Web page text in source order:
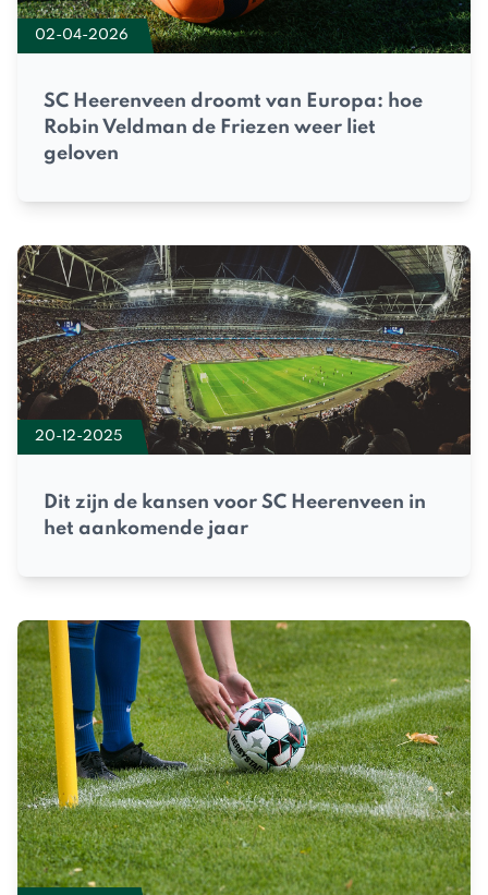
02-04-2026
SC Heerenveen droomt van Europa: hoe
Robin Veldman de Friezen weer liet
geloven
20-12-2025
Dit zijn de kansen voor SC Heerenveen in
het aankomende jaar